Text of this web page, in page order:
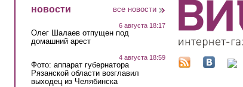
новости все новости
6 августа 18:17
Олег Шалаев отпущен под
домашний арест
4 августа 18:59
Фото: аппарат губернатора
Рязанской области возглавил
выходец из Челябинска